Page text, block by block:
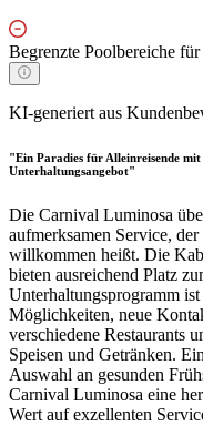
Begrenzte Poolbereiche
KI-generiert aus
"Ein Paradies für Alleinreisende
Unterhaltungsangebot"
Die Carnival Luminosa
aufmerksamen Service,
willkommen heißt. Die
bieten ausreichend Platz
Unterhaltungsprogramm
Möglichkeiten, neue
verschiedene Restaurants
Speisen und Getränken.
Auswahl an gesunden
Carnival Luminosa eine
Wert auf exzellenten